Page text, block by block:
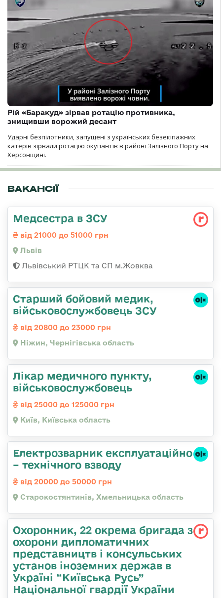
Рій «Баракуд» зірвав ротацію противника,
знищивши ворожий десант
Ударні безпілотники, запущені з українських безекіпажних
катерів зірвали ротацію окупантів в районі Залізного Порту на
Херсонщині.
ВАКАНСІЇ
Медсестра в ЗСУ
від 21000 до 51000 грн
Львів
Львівський РТЦК та СП м.Жовква
Старший бойовий медик,
військовослужбовець ЗСУ
від 20800 до 23000 грн
Ніжин, Чернігівська область
Лікар медичного пункту,
військовослужбовець
від 25000 до 125000 грн
Київ, Київська область
Електрозварник експлуатаційно
– технічного взводу
від 20000 до 50000 грн
Старокостянтинів, Хмельницька область
Охоронник, 22 окрема бригада з
охорони дипломатичних
представництв і консульських
установ іноземних держав в
Україні “Київська Русь”
Національної гвардії України